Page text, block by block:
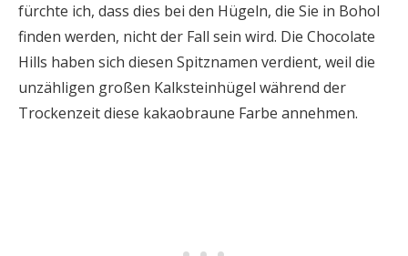
fürchte ich, dass dies bei den Hügeln, die Sie in Bohol
finden werden, nicht der Fall sein wird. Die Chocolate
Hills haben sich diesen Spitznamen verdient, weil die
unzähligen großen Kalksteinhügel während der
Trockenzeit diese kakaobraune Farbe annehmen.